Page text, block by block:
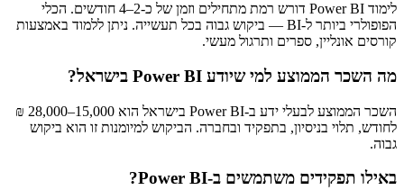
לימוד Power BI דורש רמת מתחילים וזמן של כ-2–4 חודשים. הכלי
הפופולרי ביותר ל-BI — ביקוש גבוה בכל תעשייה. ניתן ללמוד באמצעות
קורסים אונליין, ספרים ותרגול מעשי.
מה השכר הממוצע למי שיודע Power BI בישראל?
השכר הממוצע לבעלי ידע ב-Power BI בישראל הוא 15,000–28,000 ₪
לחודש, תלוי בניסיון, בתפקיד ובחברה. הביקוש למיומנות זו הוא ביקוש
גבוה.
באילו תפקידים משתמשים ב-Power BI?